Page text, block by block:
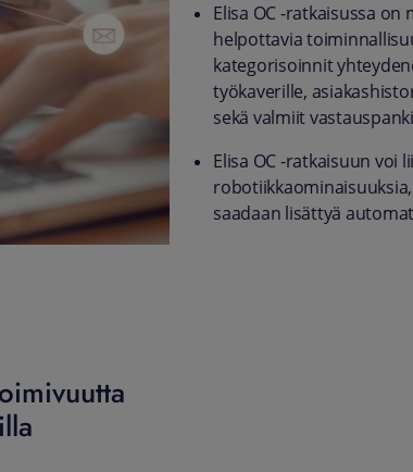
Elisa OC -ratkaisussa on
helpottavia
kategorisoinnit
työkaverille,
sekä valmiit
Elisa OC -ratkaisuun voi
saadaan lisättyä